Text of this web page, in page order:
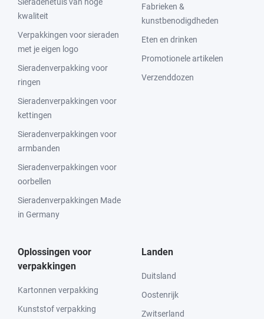
kwaliteit
Verpakkingen voor sieraden
met je eigen logo
Sieradenverpakking voor
ringen
Sieradenverpakkingen voor
kettingen
Sieradenverpakkingen voor
armbanden
Sieradenverpakkingen voor
oorbellen
Sieradenverpakkingen Made
in Germany
Fabrieken &
kunstbenodigdheden
Eten en drinken
Promotionele artikelen
Verzenddozen
Oplossingen voor
verpakkingen
Kartonnen verpakking
Kunststof verpakking
Landen
Duitsland
Oostenrijk
Zwitserland